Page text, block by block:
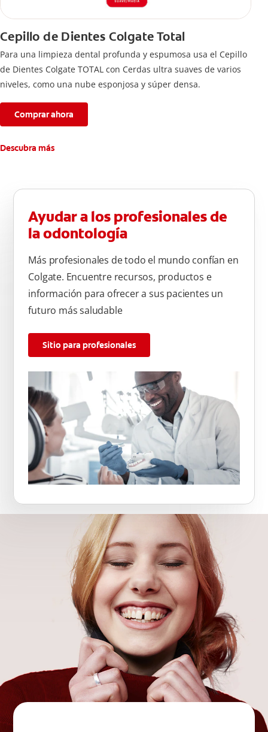
Cepillo de Dientes Colgate Total
Para una limpieza dental profunda y espumosa usa el Cepillo
de Dientes Colgate TOTAL con Cerdas ultra suaves de varios
niveles, como una nube esponjosa y súper densa.
Comprar ahora
Descubra más
Ayudar a los profesionales de
la odontología
Más profesionales de todo el mundo confían en
Colgate. Encuentre recursos, productos e
información para ofrecer a sus pacientes un
futuro más saludable
Sitio para profesionales